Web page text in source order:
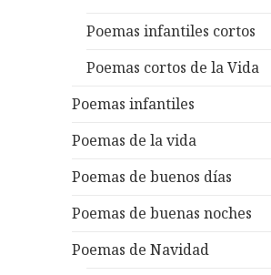
Poemas infantiles cortos
Poemas cortos de la Vida
Poemas infantiles
Poemas de la vida
Poemas de buenos días
Poemas de buenas noches
Poemas de Navidad